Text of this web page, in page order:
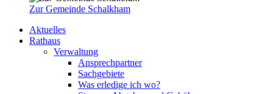
Zur Gemeinde Schalkham
Aktuelles
Rathaus
Verwaltung
Ansprechpartner
Sachgebiete
Was erledige ich wo?